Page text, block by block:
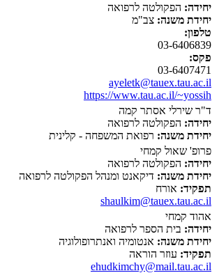
יחידה: הפקולטה לרפואה
יחידת משנה: צב"מ
טלפון:
03-6406839
פקס:
03-6407471
ayeletk@tauex.tau.ac.il
https://www.tau.ac.il/~yossih
ד"ר שירלי אסתר קמה
יחידה: הפקולטה לרפואה
יחידת משנה: רפואת המשפחה - קלינית
פרופ' שאול קמחי
יחידה: הפקולטה לרפואה
יחידת משנה: דיקאנט ומנהל הפקולטה לרפואה
תפקיד: אורח
shaulkim@tauex.tau.ac.il
אהוד קמחי
יחידה: בית הספר לרפואה
יחידת משנה: אנטומיה ואנתרופולוגיה
תפקיד: עוזר הוראה
ehudkimchy@mail.tau.ac.il